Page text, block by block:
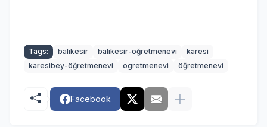
Tags: balıkesir balıkesir-öğretmenevi
karesi
karesibey-öğretmenevi
ogretmenevi öğretmenevi
Facebook